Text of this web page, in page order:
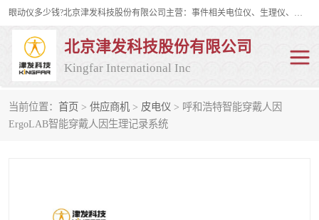
眼动仪多少钱?北京津发科技股份有限公司主营：事件相关电位仪、生理仪、肌电仪、脑电仪、皮电仪、眼动仪；是国家级高新技术企业、科技部认定的科技型中小企业和中关村高新技术企业，具备保密资格，具备自主进出口经营权；自主研发技术、产品与服务荣获多项省部级科学技术奖励、国家发明专利、国家软件著作权和省部级新技术新产品（服务）认证。
北京津发科技股份有限公司
Kingfar International Inc
当前位置： 首页 > 供应商机 > 皮电仪 > 呼和浩特智能穿戴人因
ErgoLAB智能穿戴人因生理记录系统
皮电仪